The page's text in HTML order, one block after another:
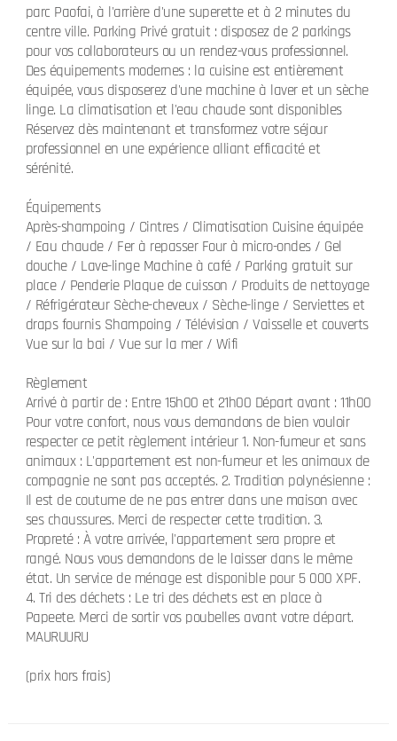
parc Paofai, à l'arrière d'une superette et à 2 minutes du
centre ville. Parking Privé gratuit : disposez de 2 parkings
pour vos collaborateurs ou un rendez-vous professionnel.
Des équipements modernes : la cuisine est entièrement
équipée, vous disposerez d'une machine à laver et un sèche
linge. La climatisation et l'eau chaude sont disponibles
Réservez dès maintenant et transformez votre séjour
professionnel en une expérience alliant efficacité et
sérénité.
Équipements
Après-shampoing / Cintres / Climatisation Cuisine équipée
/ Eau chaude / Fer à repasser Four à micro-ondes / Gel
douche / Lave-linge Machine à café / Parking gratuit sur
place / Penderie Plaque de cuisson / Produits de nettoyage
/ Réfrigérateur Sèche-cheveux / Sèche-linge / Serviettes et
draps fournis Shampoing / Télévision / Vaisselle et couverts
Vue sur la bai / Vue sur la mer / Wifi
Règlement
Arrivé à partir de : Entre 15h00 et 21h00 Départ avant : 11h00
Pour votre confort, nous vous demandons de bien vouloir
respecter ce petit règlement intérieur 1. Non-fumeur et sans
animaux : L'appartement est non-fumeur et les animaux de
compagnie ne sont pas acceptés. 2. Tradition polynésienne :
Il est de coutume de ne pas entrer dans une maison avec
ses chaussures. Merci de respecter cette tradition. 3.
Propreté : À votre arrivée, l'appartement sera propre et
rangé. Nous vous demandons de le laisser dans le même
état. Un service de ménage est disponible pour 5 000 XPF.
4. Tri des déchets : Le tri des déchets est en place à
Papeete. Merci de sortir vos poubelles avant votre départ.
MAURUURU
(prix hors frais)